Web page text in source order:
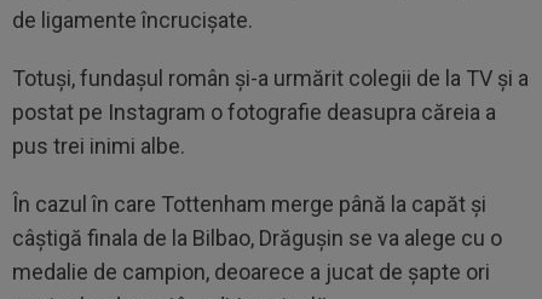
de ligamente încrucișate.
Totuși, fundașul român și-a urmărit colegii de la TV și a
postat pe Instagram o fotografie deasupra căreia a
pus trei inimi albe.
În cazul în care Tottenham merge până la capăt și
câștigă finala de la Bilbao, Drăgușin se va alege cu o
medalie de campion, deoarece a jucat de șapte ori